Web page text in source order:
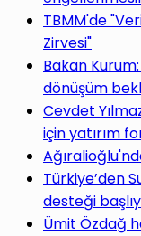
TBMM'de
Zirvesi"
Bakan
dönüşüm
Cevdet
için yatırım
Türkiye’den
desteği
Ümit Özdağ